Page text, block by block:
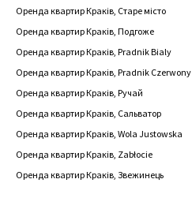
Оренда квартир Краків, Старе місто
Оренда квартир Краків, Подгоже
Оренда квартир Краків, Pradnik Bialy
Оренда квартир Краків, Pradnik Czerwony
Оренда квартир Краків, Ручай
Оренда квартир Краків, Сальватор
Оренда квартир Краків, Wola Justowska
Оренда квартир Краків, Zabłocie
Оренда квартир Краків, Звежинець